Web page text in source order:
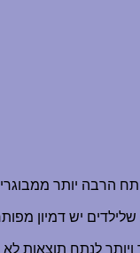
יותר ממבוגרים.
יש דמיון
ויותר לנתח